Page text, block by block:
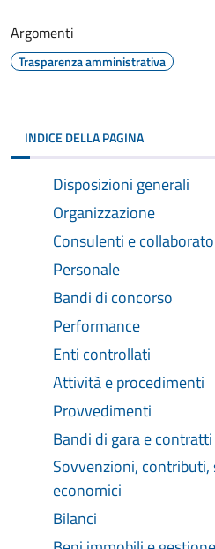
Argomenti
Trasparenza amministrativa
INDICE DELLA PAGINA
Disposizioni generali
Organizzazione
Consulenti e
Personale
Bandi di concorso
Performance
Enti controllati
Attività e procedimenti
Provvedimenti
Bandi di gara e contratti
Sovvenzioni, contributi,
economici
Bilanci